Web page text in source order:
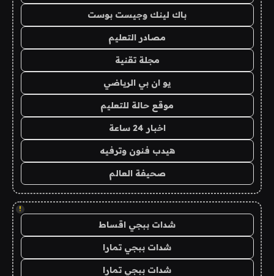
باك لينك وجيست بوست
مصادر التعليم
مجلة تقنية
يو ان بي الرياضي
موقع حالة للتعليم
اخبار 24 ساعة
هيدب فنون وترفيه
صحيفة العالم
!
شدات ببجي اقساط
شدات ببجي تمارا
شدات ببجي تمارا